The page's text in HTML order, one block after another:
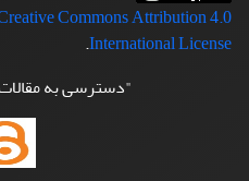
Commons Attribution 4.0
International License
.
"دسترسی به